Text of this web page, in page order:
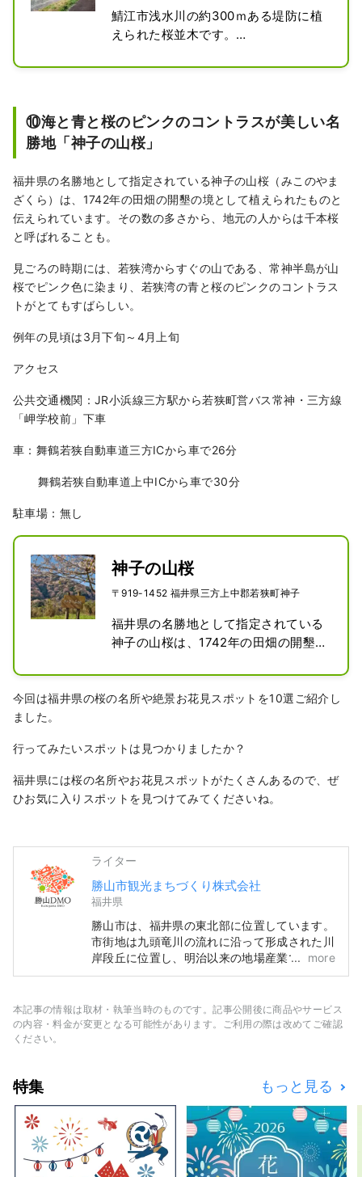
鯖江市浅水川の約300ｍある堤防に植
えられた桜並木です。
には地元の人が植えた水仙が可憐に咲
⑩海と青と桜のピンクのコントラスが美しい名
勝地「神子の山桜」
福井県の名勝地として指定されている神子の山桜（みこのやま
ざくら）は、1742年の田畑の開墾の境として植えられたものと
伝えられています。その数の多さから、地元の人からは千本桜
と呼ばれることも。
見ごろの時期には、若狭湾からすぐの山である、常神半島が山
桜でピンク色に染まり、若狭湾の青と桜のピンクのコントラス
トがとてもすばらしい。
例年の見頃は3月下旬～4月上旬
アクセス
公共交通機関：JR小浜線三方駅から若狭町営バス常神・三方線
「岬学校前」下車
車：舞鶴若狭自動車道三方ICから車で26分
舞鶴若狭自動車道上中ICから車で30分
駐車場：無し
神子の山桜
〒919-1452 福井県三方上中郡若狭町神子
福井県の名勝地として指定されている
神子の山桜は、1742年の田畑の開墾の
います。
神子の山桜は約300本立ち並んでお
今回は福井県の桜の名所や絶景お花見スポットを10選ご紹介し
ました。
行ってみたいスポットは見つかりましたか？
福井県には桜の名所やお花見スポットがたくさんあるので、ぜ
ひお気に入りスポットを見つけてみてくださいね。
ライター
勝山市観光まちづくり株式会社
福井県
勝山市は、福井県の東北部に位置しています。
市街地は九頭竜川の流れに沿って形成された川
岸段丘に位置し、明治以来の地場産業である繊
維産業を基幹産業とした商工業と、古くから農
当社は地域と協働し、観光地域づくりを行う
DMO（観光地域づくり法人）です。 勝山市は
「ジオターミナル」、2020年６月にオープン
した「道の駅 恐竜渓谷かつやま」の運営な
ど、勝山を訪れたお客様にきめ細かなサービス
を提供しています。 また、観光を軸として新
たな事業の創造にも積極的にチャレンジし、勝
山のまちの活性化を目指しています。
more
本記事の情報は取材・執筆当時のものです。記事公開後に商品やサービス
の内容・料金が変更となる可能性があります。ご利用の際は改めてご確認
ください。
特集 もっと見る